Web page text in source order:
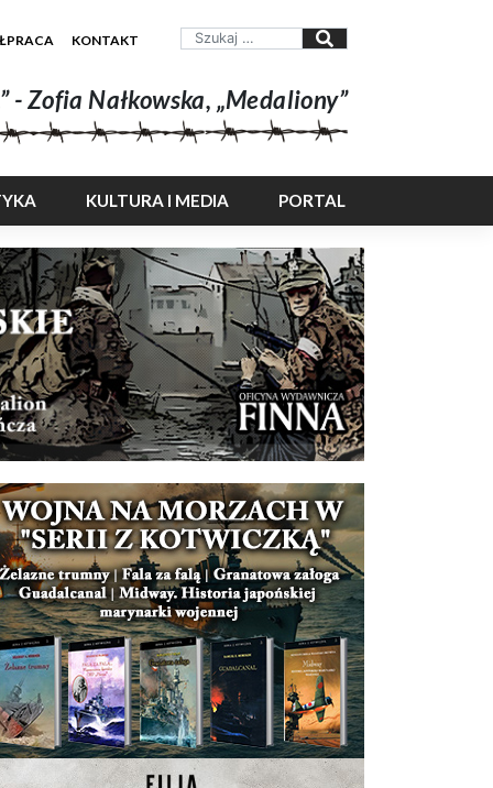
KONTAKT
Zofia Nałkowska, „Medaliony”
KULTURA I MEDIA PORTAL